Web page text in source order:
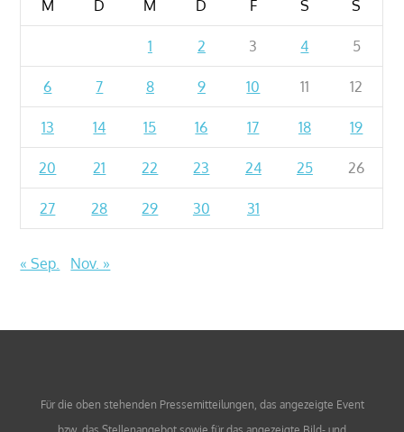
M D M D F S S
1 2 3 4 5
6 7 8 9 10 11 12
13 14 15 16 17 18 19
20 21 22 23 24 25 26
27 28 29 30 31
« Sep. Nov. »
Für die oben stehenden Pressemitteilungen, das angezeigte Event